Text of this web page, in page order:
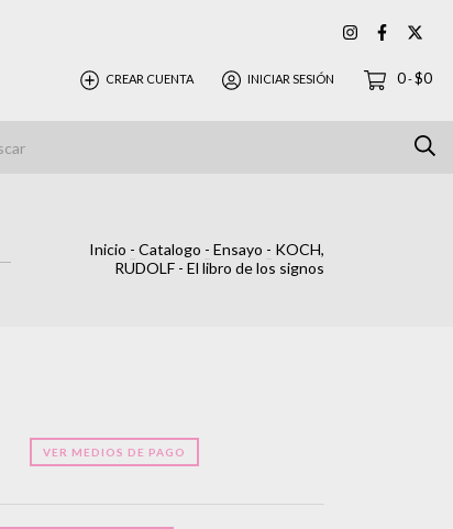
CREAR CUENTA INICIAR SESIÓN 0-$0
Inicio - Catalogo - Ensayo - KOCH,
RUDOLF - El libro de los signos
VER MEDIOS DE PAGO